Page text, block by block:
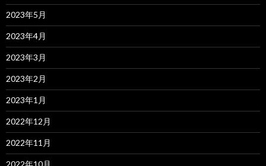
2023年5月
2023年4月
2023年3月
2023年2月
2023年1月
2022年12月
2022年11月
2022年10月